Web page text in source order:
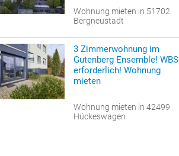
Wohnung mieten in 51702
Bergneustadt
3 Zimmerwohnung im
Gutenberg Ensemble! WBS
erforderlich! Wohnung
mieten
Wohnung mieten in 42499
Hückeswagen